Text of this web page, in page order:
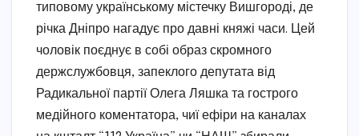
типовому українському містечку Вишгороді, де
річка Дніпро нагадує про давні княжі часи. Цей
чоловік поєднує в собі образ скромного
держслужбовця, запеклого депутата від
Радикальної партії Олега Ляшка та гострого
медійного коментатора, чиї ефіри на каналах